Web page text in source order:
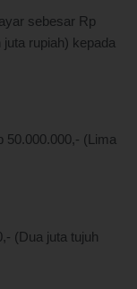
sebesar Rp
rupiah) kepada
50.000.000,- (Lima
(Dua juta tujuh